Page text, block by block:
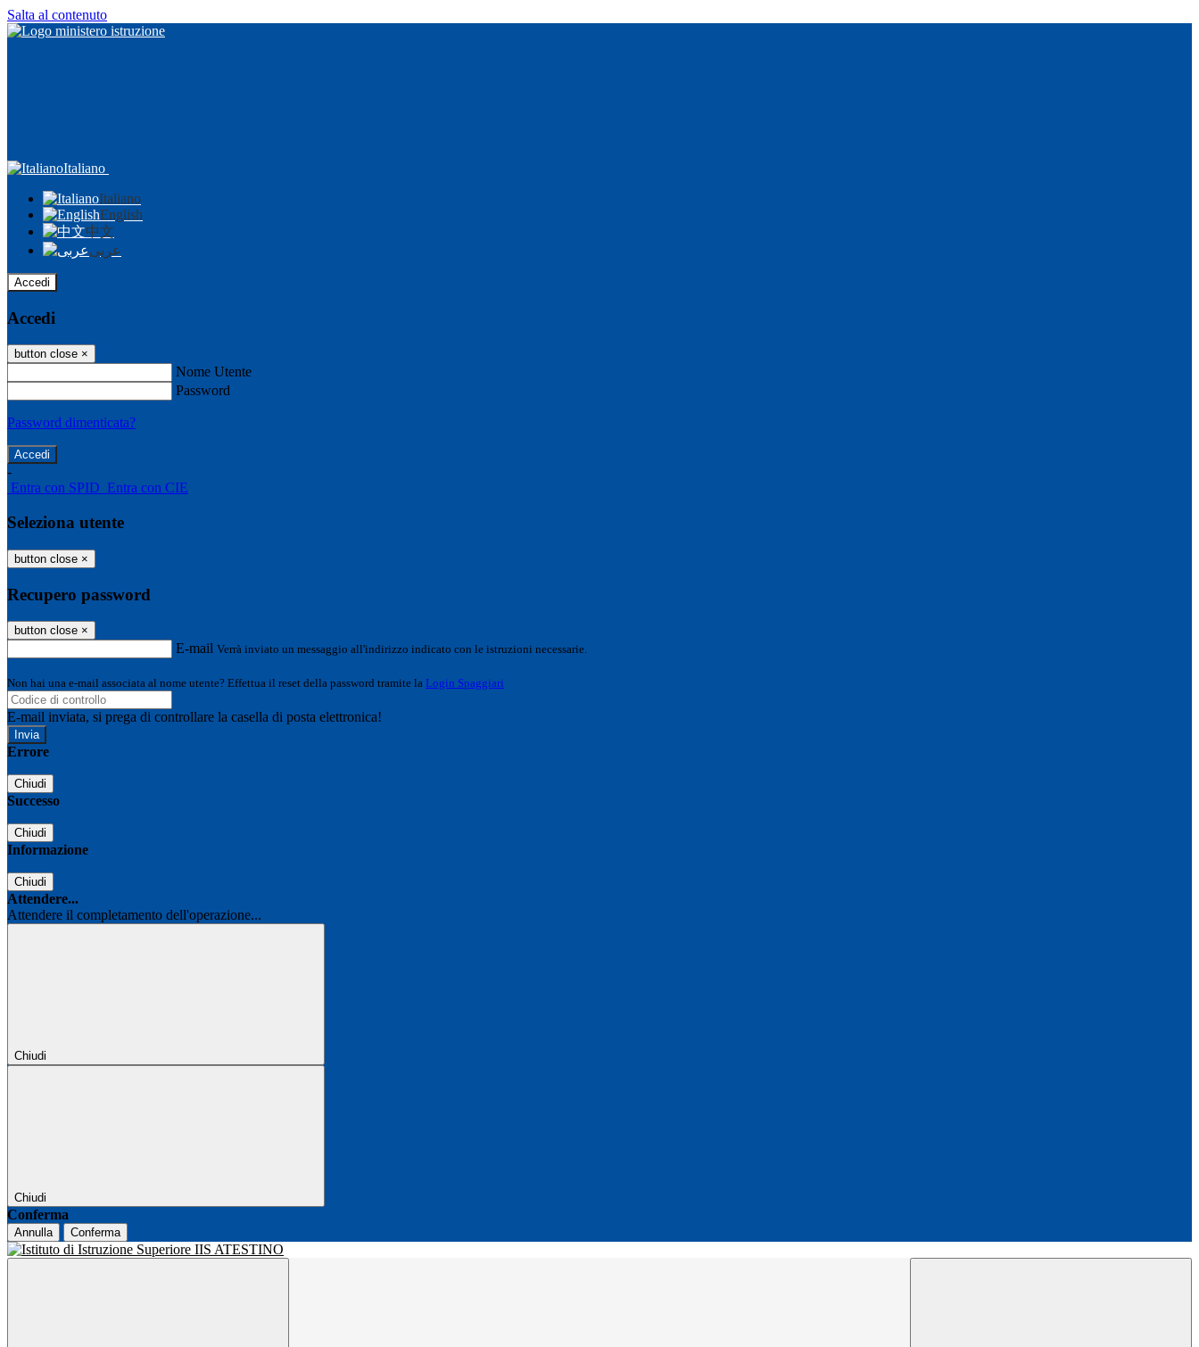
Salta al contenuto
Italiano
Italiano
English
中文
عربى
Accedi
Accedi
button close ×
Nome Utente
Password
Password dimenticata?
-
Entra con SPID Entra con CIE
Seleziona utente
button close ×
Recupero password
button close ×
E-mail Verrà inviato un messaggio all'indirizzo indicato con le istruzioni necessarie.
Non hai una e-mail associata al nome utente? Effettua il reset della password tramite la Login Spaggiari
E-mail inviata, si prega di controllare la casella di posta elettronica!
Errore
Chiudi
Successo
Chiudi
Informazione
Chiudi
Attendere...
Attendere il completamento dell'operazione...
Chiudi
Chiudi
Conferma
Annulla Conferma